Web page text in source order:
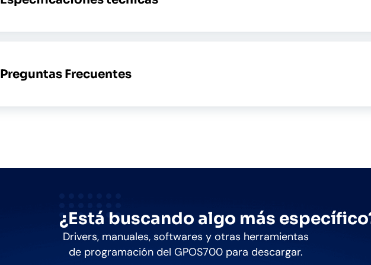
Preguntas Frecuentes
¿Está buscando algo más
Drivers, manuales, softwares y otras herramientas
de programación del GPOS700 para descargar.